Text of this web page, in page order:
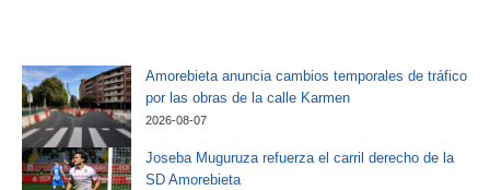
Amorebieta anuncia cambios temporales de tráfico
por las obras de la calle Karmen
2026-08-07
Joseba Muguruza refuerza el carril derecho de la
SD Amorebieta